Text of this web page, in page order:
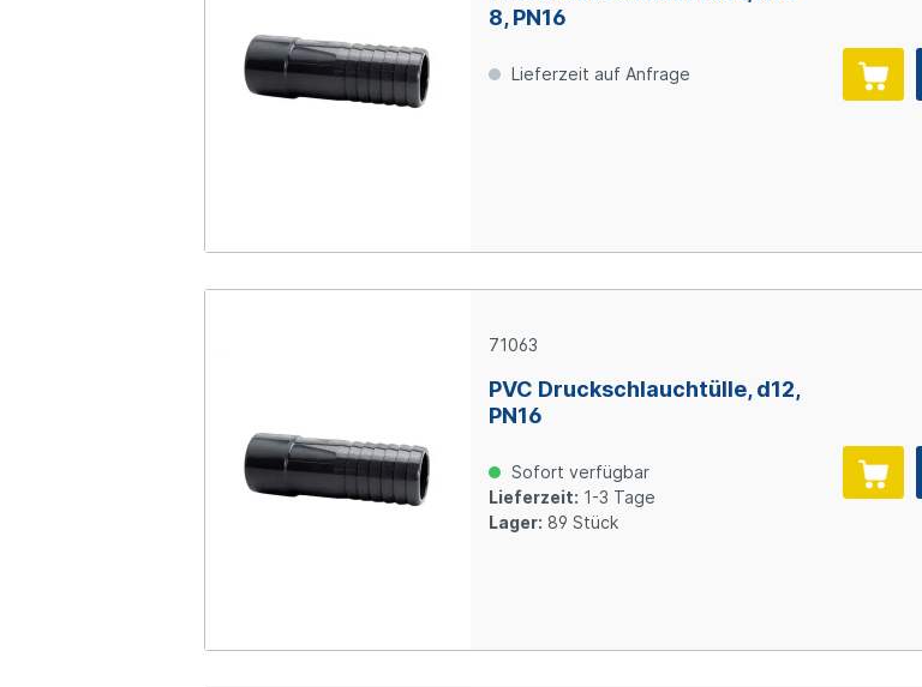
8, PN16
Lieferzeit auf Anfrage
71063
PVC Druckschlauchtülle, d12,
PN16
Sofort verfügbar
Lieferzeit: 1-3 Tage
Lager: 89 Stück